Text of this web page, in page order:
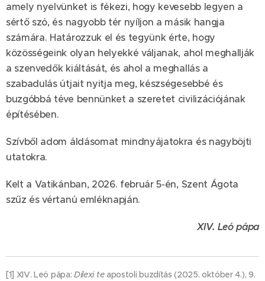
amely nyelvünket is fékezi, hogy kevesebb legyen a
sértő szó, és nagyobb tér nyíljon a másik hangja
számára. Határozzuk el és tegyünk érte, hogy
közösségeink olyan helyekké váljanak, ahol meghallják
a szenvedők kiáltását, és ahol a meghallás a
szabadulás útjait nyitja meg, készségesebbé és
buzgóbbá téve bennünket a szeretet civilizációjának
építésében.
Szívből adom áldásomat mindnyájatokra és nagyböjti
utatokra.
Kelt a Vatikánban, 2026. február 5-én, Szent Ágota
szűz és vértanú emléknapján.
XIV. Leó pápa
[1] XIV. Leó pápa: Dilexi teapostoli buzdítás (2025. október 4.), 9.